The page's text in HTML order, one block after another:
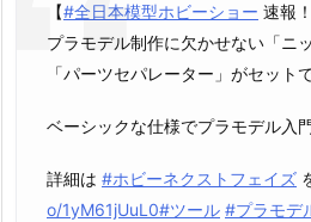
【#全日本模型ホビーショー 速報！
プラモデル制作に欠かせない「ニ
「パーツセパレーター」がセット
ベーシックな仕様でプラモデル入
詳細は #ホビーネクストフェイズ
o/1yM61jUuL0#ツール #プラモデ